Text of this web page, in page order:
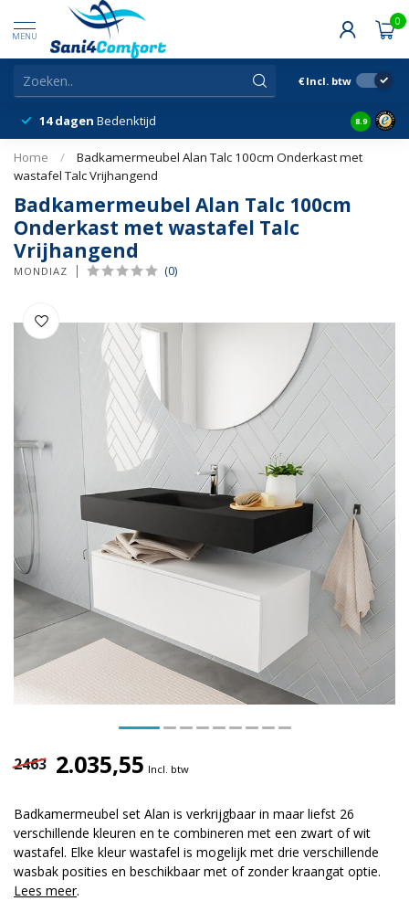
MENU
0
€ Incl. btw
14 dagen Bedenktijd Snelle
8.9
Home /
Badkamermeubel Alan Talc 100cm Onderkast met
wastafel Talc Vrijhangend
Badkamermeubel Alan Talc 100cm
Onderkast met wastafel Talc
Vrijhangend
MONDIAZ (0)
2463 2.035,55 Incl. btw
Badkamermeubel set Alan is verkrijgbaar in maar liefst 26
verschillende kleuren en te combineren met een zwart of wit
wastafel. Elke kleur wastafel is mogelijk met drie verschillende
wasbak posities en beschikbaar met of zonder kraangat optie.
Lees meer.